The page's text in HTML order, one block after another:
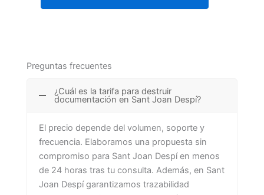
Preguntas frecuentes
¿Cuál es la tarifa para destruir
documentación en Sant Joan Despí?
El precio depende del volumen, soporte y
frecuencia. Elaboramos una propuesta sin
compromiso para Sant Joan Despí en menos
de 24 horas tras tu consulta. Además, en Sant
Joan Despí garantizamos trazabilidad